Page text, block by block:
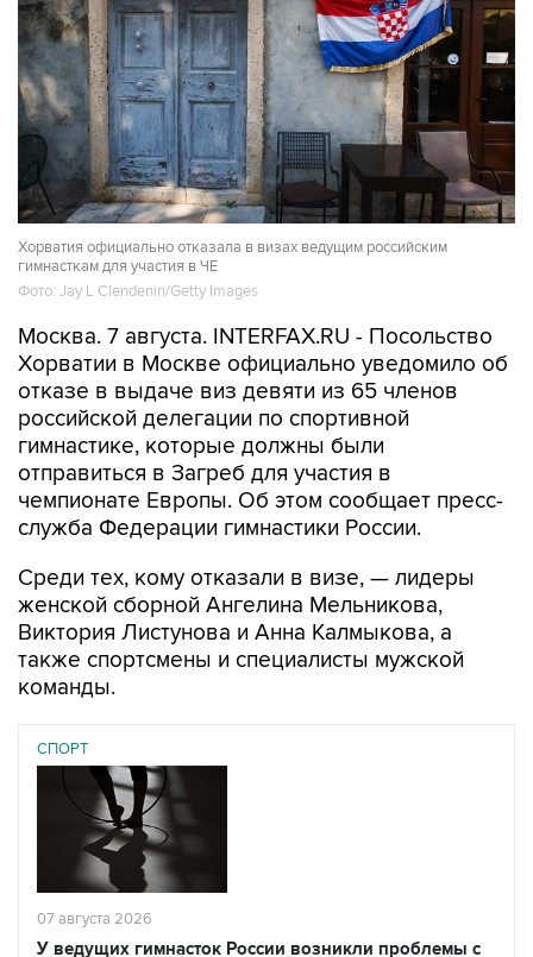
Хорватия официально отказала в визах ведущим российским
гимнасткам для участия в ЧЕ
Фото: Jay L Clendenin/Getty Images
Москва. 7 августа. INTERFAX.RU - Посольство
Хорватии в Москве официально уведомило об
отказе в выдаче виз девяти из 65 членов
российской делегации по спортивной
гимнастике, которые должны были
отправиться в Загреб для участия в
чемпионате Европы. Об этом сообщает пресс-
служба Федерации гимнастики России.
Среди тех, кому отказали в визе, — лидеры
женской сборной Ангелина Мельникова,
Виктория Листунова и Анна Калмыкова, а
также спортсмены и специалисты мужской
команды.
СПОРТ
07 августа 2026
У ведущих гимнасток России возникли проблемы с